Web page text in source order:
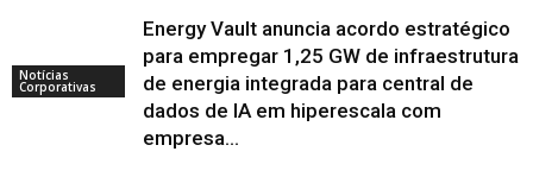
Notícias
Corporativas
Energy Vault anuncia acordo estratégico
para empregar 1,25 GW de infraestrutura
de energia integrada para central de
dados de IA em hiperescala com
empresa...